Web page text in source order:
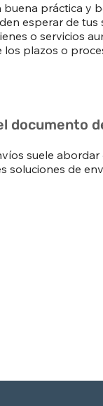
práctica y
esperar de tus
o servicios
plazos o
documento
suele
soluciones de